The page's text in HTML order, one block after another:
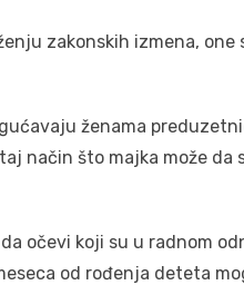
zakonskih izmena,
ženama
način što majka može da
očevi koji su u radnom
od rođenja deteta